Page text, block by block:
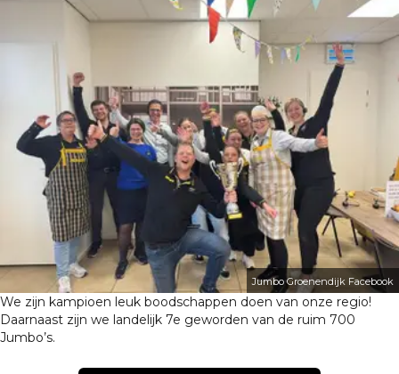
Jumbo Groenendijk Facebook
We zijn kampioen leuk boodschappen doen van onze regio!
Daarnaast zijn we landelijk 7e geworden van de ruim 700
Jumbo’s.